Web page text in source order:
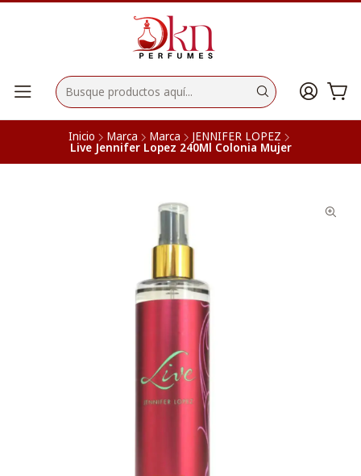
Inicio Marca Marca JENNIFER LOPEZ
Live Jennifer Lopez 240Ml Colonia Mujer